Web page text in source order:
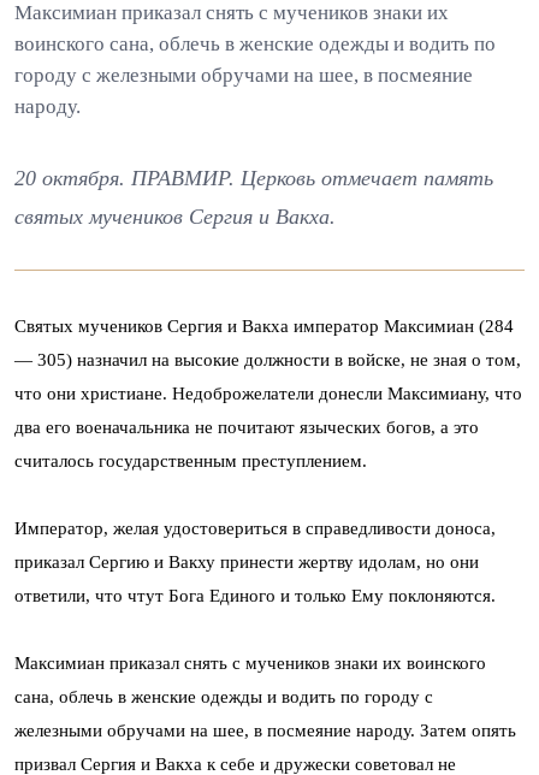
Максимиан приказал снять с мучеников знаки их
воинского сана, облечь в женские одежды и водить по
городу с железными обручами на шее, в посмеяние
народу.
20 октября. ПРАВМИР. Церковь отмечает память
святых мучеников Сергия и Вакха.
Святых мучеников Сергия и Вакха император Максимиан (284
— 305) назначил на высокие должности в войске, не зная о том,
что они христиане. Недоброжелатели донесли Максимиану, что
два его военачальника не почитают языческих богов, а это
считалось государственным преступлением.
Император, желая удостовериться в справедливости доноса,
приказал Сергию и Вакху принести жертву идолам, но они
ответили, что чтут Бога Единого и только Ему поклоняются.
Максимиан приказал снять с мучеников знаки их воинского
сана, облечь в женские одежды и водить по городу с
железными обручами на шее, в посмеяние народу. Затем опять
призвал Сергия и Вакха к себе и дружески советовал не